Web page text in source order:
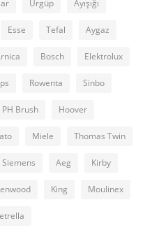
Ürgüp Ayışığı
Esse Tefal Aygaz
Bosch Elektrolux
Rowenta Sinbo
PH Brush Hoover
Miele Thomas Twin
Siemens Aeg Kirby
King Moulinex